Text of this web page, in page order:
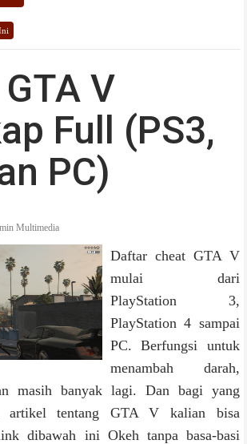
V
Full (PS3,
PC)
Multimedia
Daftar cheat GTA V
mulai dari
PlayStation 3,
PlayStation 4 sampai
PC. Berfungsi untuk
menambah darah,
masih banyak lagi. Dan bagi yang
artikel tentang GTA V kalian bisa
dibawah ini Okeh tanpa basa-basi